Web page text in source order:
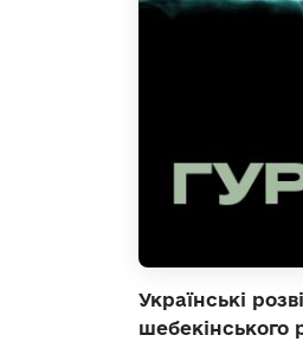
Українські
шебекінського